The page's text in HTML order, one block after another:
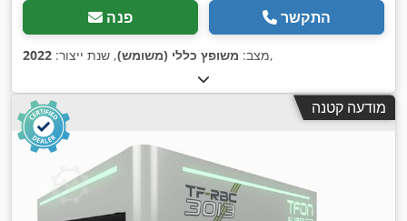
פנה התקשר
מצב: משופץ כללי (משומש), שנת ייצור: 2022 ,
מודעה קטנה